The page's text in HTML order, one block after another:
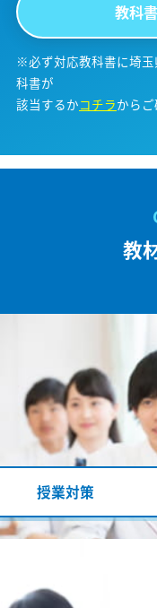
教科
※必ず対応教科書に埼
科書が
該当するかコチラからご
教
授業対策